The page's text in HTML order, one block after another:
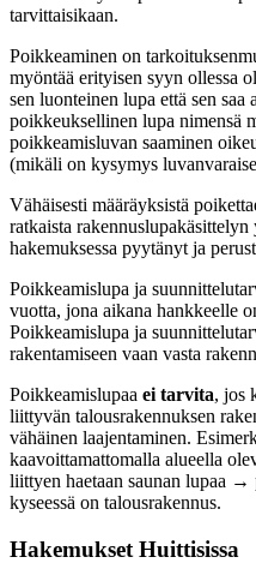
tarvittaisikaan.
Poikkeaminen on
myöntää erityisen syyn ollessa
sen luonteinen lupa että sen saa
poikkeuksellinen lupa nimensä
poikkeamisluvan saaminen
(mikäli on kysymys
Vähäisesti määräyksistä
ratkaista rakennuslupakäsittelyn
hakemuksessa pyytänyt ja
Poikkeamislupa ja
vuotta, jona aikana hankkeelle
Poikkeamislupa ja
rakentamiseen vaan vasta
Poikkeamislupaa ei tarvita, jos
liittyvän talousrakennuksen
vähäinen laajentaminen.
kaavoittamattomalla alueella
liittyen haetaan saunan lupaa →
kyseessä on talousrakennus.
Hakemukset Huittisissa